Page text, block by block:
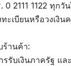
0 2111 1122 ทุก
ะเบียนหรือวงเงิ
ร้านค้า:
รรับเงินภาครัฐ แ